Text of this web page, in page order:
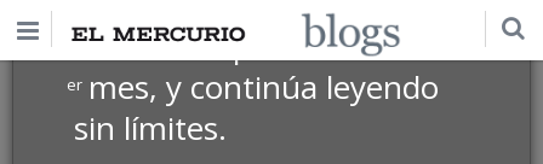
Suscríbete por $1 USD
ermes, y continúa leyendo
sin límites.